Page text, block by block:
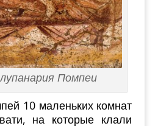
Помпеи
10 маленьких комнат
на которые клали